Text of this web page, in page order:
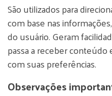
São utilizados para
com base nas
do usuário. Geram
passa a receber
com suas preferências.
Observações